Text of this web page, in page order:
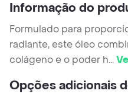
Informação do
Formulado para
radiante, este óleo
colágeno e o poder h...
Opções adicionais